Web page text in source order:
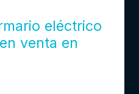
eléctrico
venta en